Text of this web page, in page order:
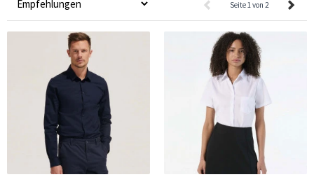
Seite 1 von 2